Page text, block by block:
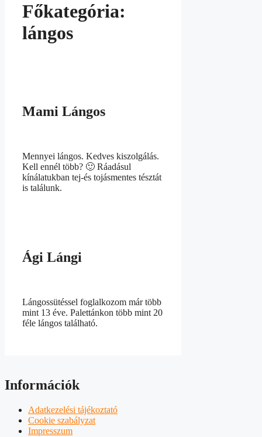
Főkategória:
lángos
Mami Lángos
Mennyei lángos. Kedves kiszolgálás.
Kell ennél több? 🙂 Ráadásul
kínálatukban tej-és tojásmentes tésztát
is találunk.
Ági Lángi
Lángossütéssel foglalkozom már több
mint 13 éve. Palettánkon több mint 20
féle lángos található.
Információk
Adatkezelési tájékoztató
Cookie szabályzat
Impresszum